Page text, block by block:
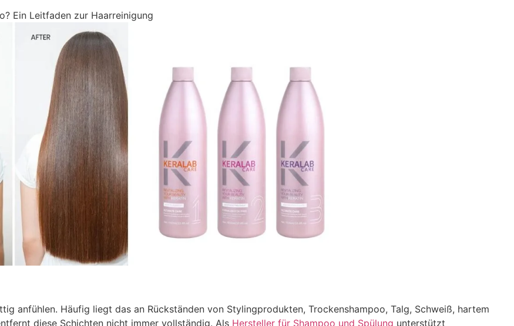
Ein Leitfaden zur Haarreinigung
anfühlen. Häufig liegt das an Rückständen von Stylingprodukten, Trockenshampoo, Talg, Schweiß, hartem
diese Schichten nicht immer vollständig. Als Hersteller für Shampoo und Spülung unterstützt